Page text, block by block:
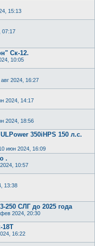
15:13
07:17
Ск-12.
10:05
2024, 16:27
2024, 14:17
2024, 18:56
350iHPS 150 л.с.
июн 2024, 16:09
.
10:57
13:38
250 СЛГ до 2025 года
2024, 20:30
18Т
16:22